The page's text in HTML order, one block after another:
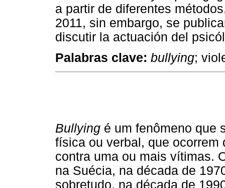
a partir de diferentes
2011, sin embargo, se
discutir la actuación del
Palabras clave: bullying;
Bullying é um fenômeno que
física ou verbal, que
contra uma ou mais vítimas.
na Suécia, na década de
sobretudo, na década de